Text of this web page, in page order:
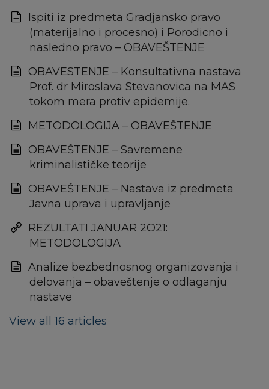
Ispiti iz predmeta Gradjansko pravo
(materijalno i procesno) i Porodicno i
nasledno pravo – OBAVEŠTENJE
OBAVESTENJE – Konsultativna nastava
Prof. dr Miroslava Stevanovica na MAS
tokom mera protiv epidemije.
METODOLOGIJA – OBAVEŠTENJE
OBAVEŠTENJE – Savremene
kriminalističke teorije
OBAVEŠTENJE – Nastava iz predmeta
Javna uprava i upravljanje
REZULTATI JANUAR 2O21:
METODOLOGIJA
Analize bezbednosnog organizovanja i
delovanja – obaveštenje o odlaganju
nastave
View all 16 articles